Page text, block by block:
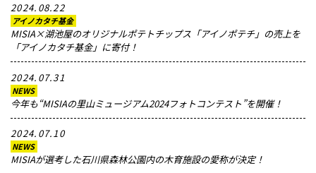
2024.08.22
アイノカタチ基金
MISIA×湖池屋のオリジナルポテトチップス「アイノポテチ」の売上を
「アイノカタチ基金」に寄付！
2024.07.31
NEWS
今年も“MISIAの里山ミュージアム2024フォトコンテスト”を開催！
2024.07.10
NEWS
MISIAが選考した石川県森林公園内の木育施設の愛称が決定！